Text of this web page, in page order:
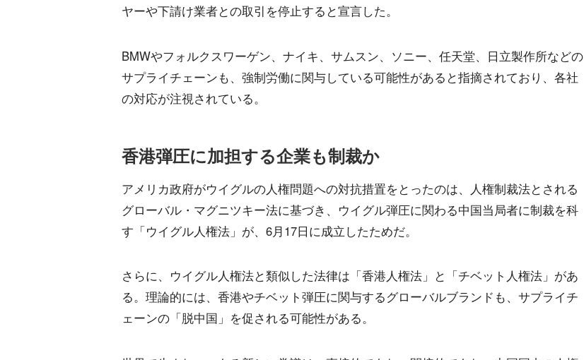
ヤーや下請け業者との取引を停止すると宣言した。
BMWやフォルクスワーゲン、ナイキ、サムスン、ソニー、任天堂、日立製作所などの
サプライチェーンも、強制労働に関与している可能性があると指摘されており、各社
の対応が注視されている。
香港弾圧に加担する企業も制裁か
アメリカ政府がウイグルの人権問題への対抗措置をとったのは、人権制裁法とされる
グローバル・マグニツキー法に基づき、ウイグル弾圧に関わる中国当局者に制裁を科
す「ウイグル人権法」が、6月17日に成立したためだ。
さらに、ウイグル人権法と類似した法律は「香港人権法」と「チベット人権法」があ
る。理論的には、香港やチベット弾圧に関与するグローバルブランドも、サプライチ
ェーンの「脱中国」を促される可能性がある。